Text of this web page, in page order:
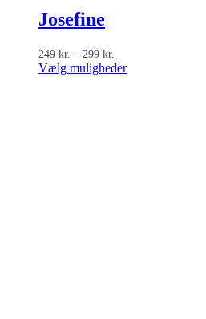
Josefine
249 kr. – 299 kr.
249 kr.
til
Vælg mulighederDette